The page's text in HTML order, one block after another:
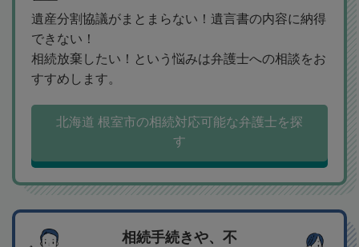
遺産分割協議がまとまらない！遺言書の内容に納得
できない！
相続放棄したい！という悩みは弁護士への相談をお
すすめします。
北海道 根室市の相続対応可能な弁護士を探
す
相続手続きや、不